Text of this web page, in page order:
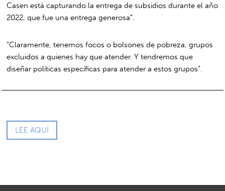
Casen está capturando la entrega de subsidios durante el año
2022, que fue una entrega generosa”.
“Claramente, tenemos focos o bolsones de pobreza, grupos
excluidos a quienes hay que atender. Y tendremos que
diseñar políticas específicas para atender a estos grupos”.
LEE AQUÍ